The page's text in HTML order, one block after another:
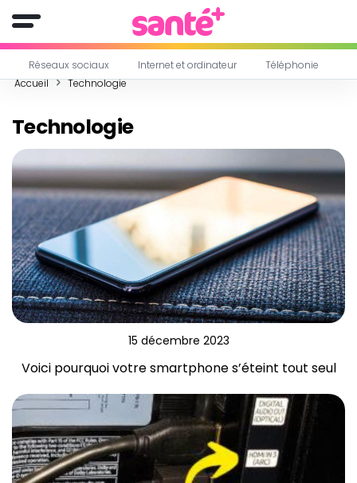
Réseaux sociaux Internet et ordinateur
Téléphonie
Accueil
Technologie
Technologie
15 décembre 2023
Voici pourquoi votre smartphone s’éteint tout seul